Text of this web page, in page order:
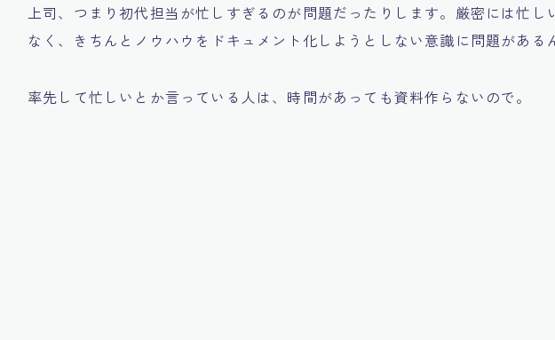
上司、つまり初代担当が忙しすぎるのが問題だったりします。厳密には忙し
なく、きちんとノウハウをドキュメント化しようとしない意識に問題がある
率先して忙しいとか言っている人は、時間があっても資料作らないので。